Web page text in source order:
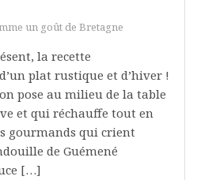
un goût de Bretagne
la recette
plat rustique et d’hiver !
pose au milieu de la table
et qui réchauffe tout en
gourmands qui crient
de Guémené
[…]